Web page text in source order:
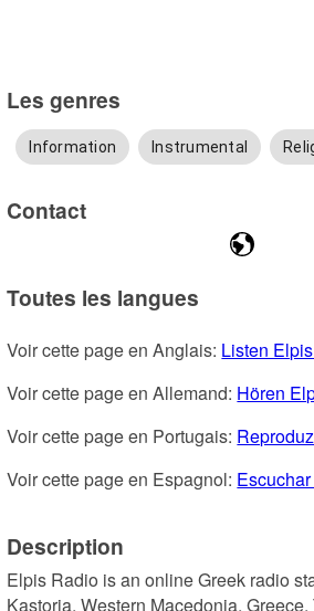
Les genres
Information Instrumental
Contact
Toutes les langues
Voir cette page en Anglais: Listen
Voir cette page en Allemand: Hören
Voir cette page en Portugais:
Voir cette page en Espagnol:
Description
Elpis Radio is an online Greek radio
Kastoria, Western Macedonia,